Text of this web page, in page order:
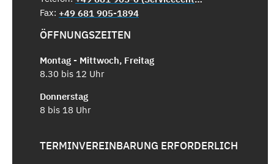
Fax: +49 681 905-1894
ÖFFNUNGSZEITEN
Montag - Mittwoch, Freitag
8.30 bis 12 Uhr
Donnerstag
8 bis 18 Uhr
TERMINVEREINBARUNG ERFORDERLICH